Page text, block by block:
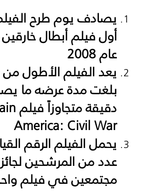
يصادف يوم طرح
أول فيلم أبطال
عام 2008
يعد الفيلم الأطول
دقيقة متجاوزاً فيلم
America: Civil War
يحمل الفيلم الرقم
عدد من المرشحين
مجتمعين في فيلم